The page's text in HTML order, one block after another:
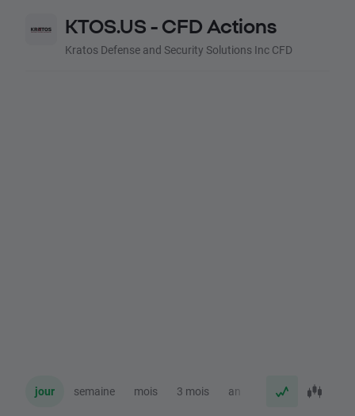
KTOS.US - CFD Actions
Kratos Defense and Security Solutions Inc CFD
jour semaine mois 3 mois an